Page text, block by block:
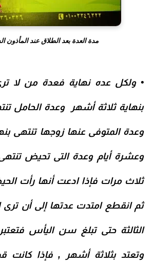
مدة العدة بعد الطلاق عند المأذون
• ولكل عده نهاية فعدة من لا
بنهاية ثلاثة أشهر وعدة الحامل
وعدة المتوفى عنها زوجها تنتهى
وعشرة أيام وعدة التى تحيض
ثلاث مرات فإذا ادعت أنها رأت
ثم انقطع امتدت عدتها إلى أن ترى
الثالثة حتى تبلغ سن اليأس
وتعتد بثلاثة أشهر , فإذا كانت